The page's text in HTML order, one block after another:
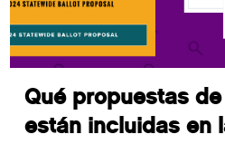
Qué propuestas
están incluidas en